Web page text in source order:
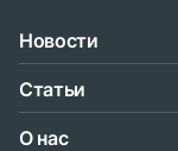
Новости
Статьи
О нас